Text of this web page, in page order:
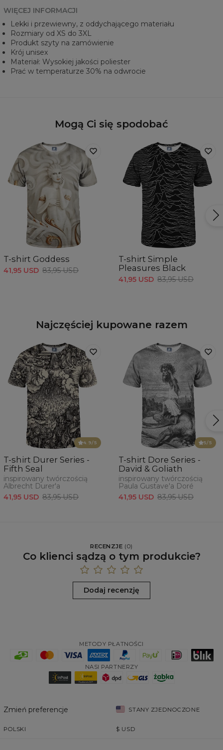
WIĘCEJ INFORMACJI
Lekki i przewiewny, z oddychającego materiału
Rozmiary od XS do 3XL
Produkt szyty na zamówienie
Krój unisex
Materiał: Wysokiej jakości poliester
Prać w temperaturze 30% na odwrocie
Mogą Ci się spodobać
T-shirt Goddess
41,95 USD 83,95 USD
T-shirt Simple
Pleasures Black
41,95 USD 83,95 USD
Najczęściej kupowane razem
4.9/5
T-shirt Durer Series -
Fifth Seal
inspirowany twórczością
Albrecht Durer'a
41,95 USD 83,95 USD
5/5
T-shirt Dore Series -
David & Goliath
inspirowany twórczością
Paula Gustave'a Doré
41,95 USD 83,95 USD
RECENZJE (0)
Co klienci sądzą o tym produkcie?
Dodaj recenzję
METODY PŁATNOŚCI
NASI PARTNERZY
Zmień preferencje STANY ZJEDNOCZONE
POLSKI $ USD